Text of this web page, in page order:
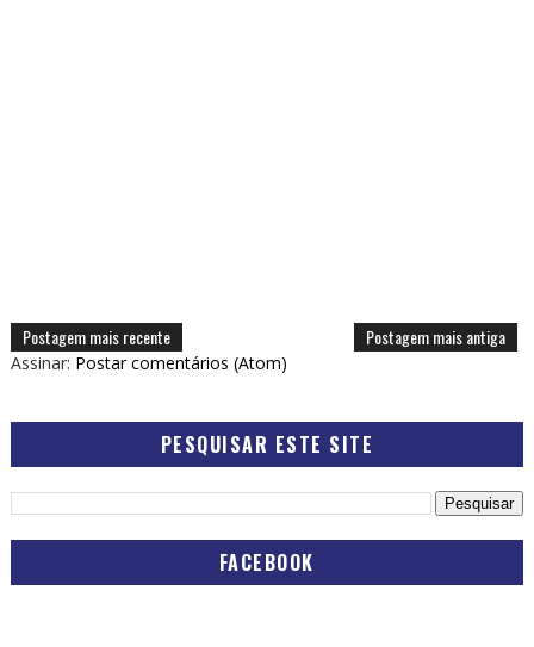
Postagem mais recente Postagem mais antiga
Assinar: Postar comentários (Atom)
PESQUISAR ESTE SITE
FACEBOOK